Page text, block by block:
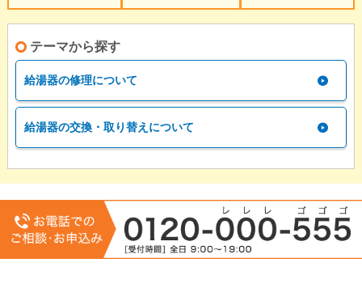
テーマから探す
給湯器の修理について
給湯器の交換・取り替えについて